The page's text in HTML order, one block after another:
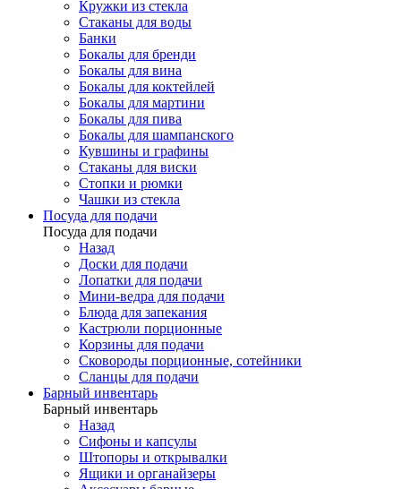
Кружки из стекла
Стаканы для воды
Банки
Бокалы для бренди
Бокалы для вина
Бокалы для коктейлей
Бокалы для мартини
Бокалы для пива
Бокалы для шампанского
Кувшины и графины
Стаканы для виски
Стопки и рюмки
Чашки из стекла
Посуда для подачи
Посуда для подачи
Назад
Доски для подачи
Лопатки для подачи
Мини-ведра для подачи
Блюда для запекания
Кастрюли порционные
Корзины для подачи
Сковороды порционные, сотейники
Сланцы для подачи
Барный инвентарь
Барный инвентарь
Назад
Сифоны и капсулы
Штопоры и открывалки
Ящики и органайзеры